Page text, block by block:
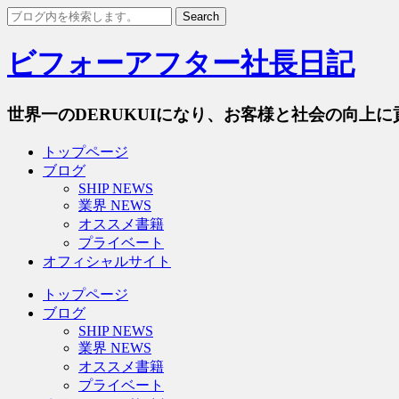
ビフォーアフター社長日記
世界一のDERUKUIになり、お客様と社会の向上に
トップページ
ブログ
SHIP NEWS
業界 NEWS
オススメ書籍
プライベート
オフィシャルサイト
トップページ
ブログ
SHIP NEWS
業界 NEWS
オススメ書籍
プライベート